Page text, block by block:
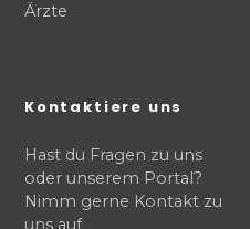
Ärzte
Kontaktiere uns
Hast du Fragen zu uns
oder unserem Portal?
Nimm gerne Kontakt zu
uns auf